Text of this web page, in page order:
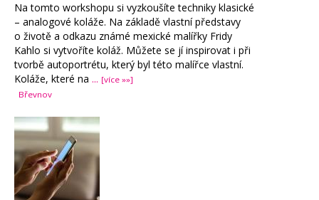
Na tomto workshopu si vyzkoušíte techniky klasické
– analogové koláže. Na základě vlastní představy
o životě a odkazu známé mexické malířky Fridy
Kahlo si vytvoříte koláž. Můžete se jí inspirovat i při
tvorbě autoportrétu, který byl této malířce vlastní.
Koláže, které na ... [více »»]
Břevnov